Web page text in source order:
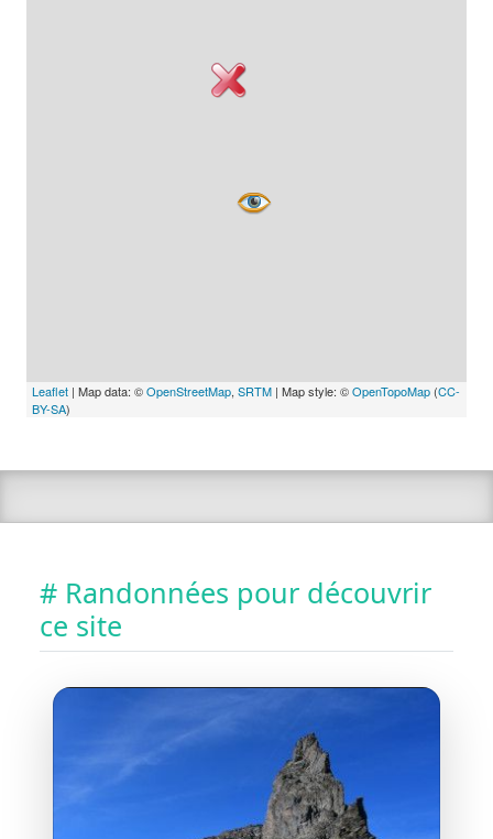
Leaflet | Map data: ©OpenStreetMap, SRTM | Map style: ©OpenTopoMap (CC-
BY-SA)
# Randonnées pour découvrir
ce site